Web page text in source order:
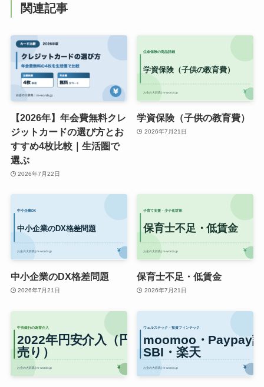
関連記事
【2026年】年会費無料クレ
ジットカードの選び方とお
すすめ4枚比較｜生活圏で
選ぶ
2026年7月22日
学資保険（子供の教育費）
2026年7月21日
中小企業のDX格差問題
2026年7月21日
保育士不足・低賃金
2026年7月21日